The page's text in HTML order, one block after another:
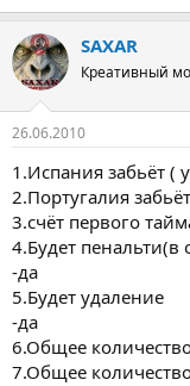
SAXAR
Креативный
26.06.2010
1.Испания забьёт (
2.Португалия
3.счёт первого
4.Будет
-да
5.Будет удаление
-да
6.Общее
7.Общее